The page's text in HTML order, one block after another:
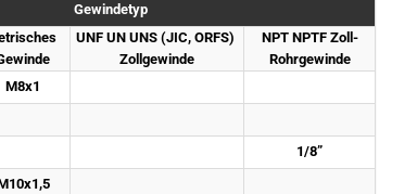
Gewindetyp
UNF UN UNS (JIC, ORFS)
Zollgewinde
NPT NPTF Zoll-
Rohrgewinde
M8x1
1/8”